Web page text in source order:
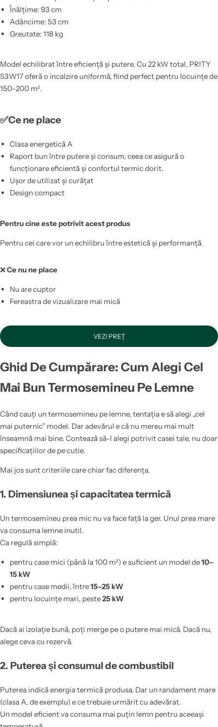
Înălțime: 93 cm
Adâncime: 53 cm
Greutate: 118 kg
Model echilibrat între eficiență și putere. Cu 22 kW total, PRITY
S3W17 oferă o incalzire uniformă, fiind perfect pentru locuințe de
150–200 m².
✅Ce ne place
Clasa energetică A
Raport bun între putere și consum, ceea ce asigură o
funcționare eficientă și confortul termic dorit.
Ușor de utilizat și curățat
Design compact
Pentru cine este potrivit acest produs
Pentru cei care vor un echilibru între estetică și performanță.
❌Ce nu ne place
Nu are cuptor
Fereastra de vizualizare mai mică
VEZI PREȚ
Ghid De Cumpărare: Cum Alegi Cel
Mai Bun Termosemineu Pe Lemne
Când cauți un termosemineu pe lemne, tentația e să alegi „cel
mai puternic” model. Dar adevărul e că nu mereu mai mult
înseamnă mai bine. Contează să-l alegi potrivit casei tale, nu doar
specificațiilor de pe cutie.
Mai jos sunt criteriile care chiar fac diferența.
1. Dimensiunea și capacitatea termică
Un termosemineu prea mic nu va face față la ger. Unul prea mare
va consuma lemne inutil.
Ca regulă simplă:
pentru case mici (până la 100 m²) e suficient un model de10–
15 kW
pentru case medii, între15–25 kW
pentru locuințe mari, peste25 kW
Dacă ai izolație bună, poți merge pe o putere mai mică. Dacă nu,
alege ceva cu rezervă.
2. Puterea și consumul de combustibil
Puterea indică energia termică produsa. Dar un randament mare
(clasa A, de exemplu) e ce trebuie urmărit cu adevărat.
Un model eficient va consuma mai puțin lemn pentru aceeași